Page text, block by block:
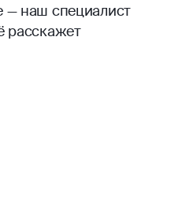
— наш специалист
расскажет